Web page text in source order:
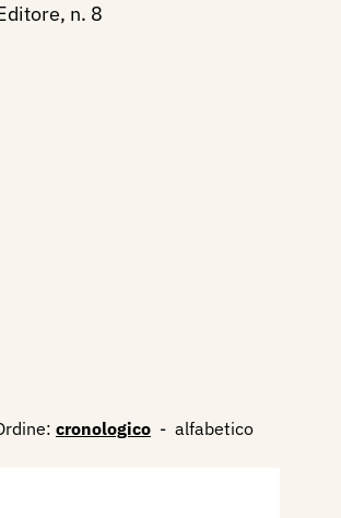
n. 8
cronologico - alfabetico